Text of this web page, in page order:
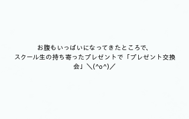
お腹もいっぱいになってきたところで、
スクール生の持ち寄ったプレゼントで「プレゼント交換
会」＼(^o^)／